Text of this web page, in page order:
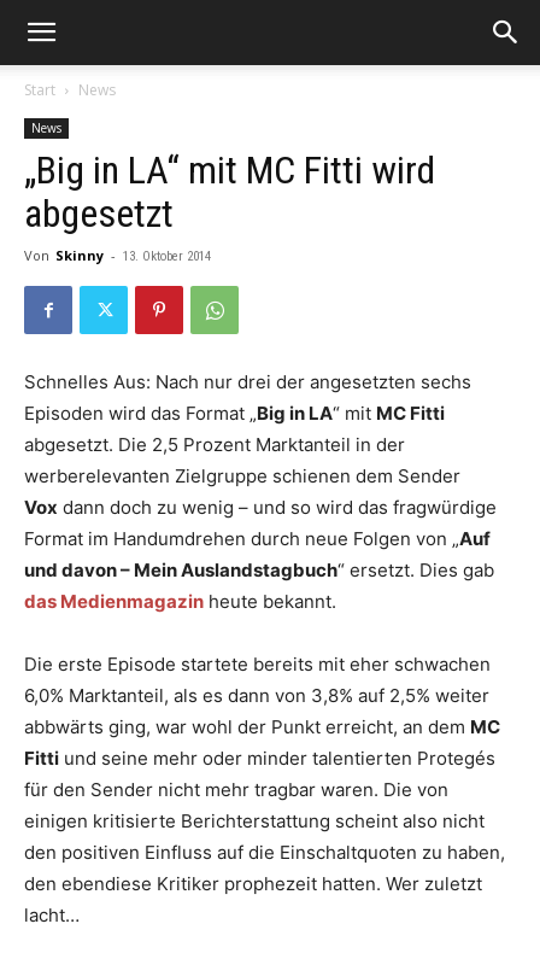
Start News
News
„Big in LA“ mit MC Fitti wird
abgesetzt
Von Skinny - 13. Oktober 2014
Schnelles Aus: Nach nur drei der angesetzten sechs
Episoden wird das Format „Big in LA“ mit MC Fitti
abgesetzt. Die 2,5 Prozent Marktanteil in der
werberelevanten Zielgruppe schienen dem Sender
Vox dann doch zu wenig – und so wird das fragwürdige
Format im Handumdrehen durch neue Folgen von „Auf
und davon – Mein Auslandstagbuch“ ersetzt. Dies gab
das Medienmagazin heute bekannt.
Die erste Episode startete bereits mit eher schwachen
6,0% Marktanteil, als es dann von 3,8% auf 2,5% weiter
abbwärts ging, war wohl der Punkt erreicht, an dem MC
Fitti und seine mehr oder minder talentierten Protegés
für den Sender nicht mehr tragbar waren. Die von
einigen kritisierte Berichterstattung scheint also nicht
den positiven Einfluss auf die Einschaltquoten zu haben,
den ebendiese Kritiker prophezeit hatten. Wer zuletzt
lacht…